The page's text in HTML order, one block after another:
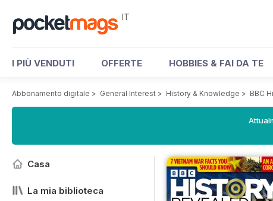
IT
I PIÙ VENDUTI OFFERTE HOBBIES & FAI DA TE
Abbonamento digitale > General Interest > History & Knowledge > BBC
Casa
La mia biblioteca